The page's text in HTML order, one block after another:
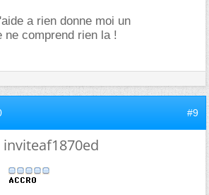
a rien donne moi un
ne comprend rien la !
#9
inviteaf1870ed